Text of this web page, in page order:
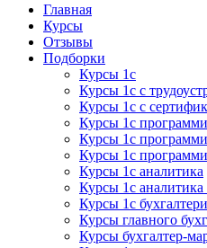
Курсы 1С
Курсы 1С официальная
Главная
Курсы
Отзывы
Подборки
Курсы 1с
Курсы 1с с
Курсы 1с с
Курсы 1с
Курсы 1с
Курсы 1с
Курсы 1с аналитика
Курсы 1с
Курсы 1с
Курсы главного
Курсы бухгалтер-